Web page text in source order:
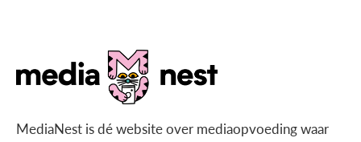
MediaNest is dé website over mediaopvoeding waar